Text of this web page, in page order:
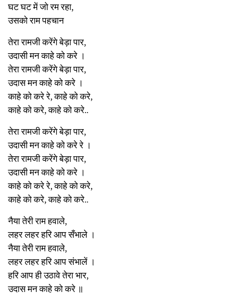
घट घट में जो रम रहा,
उसको राम पहचान
तेरा रामजी करेंगे बेड़ा पार,
उदासी मन काहे को करे ।
तेरा रामजी करेंगे बेड़ा पार,
उदास मन काहे को करे ।
काहे को करे रे, काहे को करे,
काहे को करे, काहे को करे..
तेरा रामजी करेंगे बेड़ा पार,
उदासी मन काहे को करे रे ।
तेरा रामजी करेंगे बेड़ा पार,
उदासी मन काहे को करे ।
काहे को करे रे, काहे को करे,
काहे को करे, काहे को करे..
नैया तेरी राम हवाले,
लहर लहर हरि आप सँभाले ।
नैया तेरी राम हवाले,
लहर लहर हरि आप संभालें ।
हरि आप ही उठावे तेरा भार,
उदास मन काहे को करे ॥